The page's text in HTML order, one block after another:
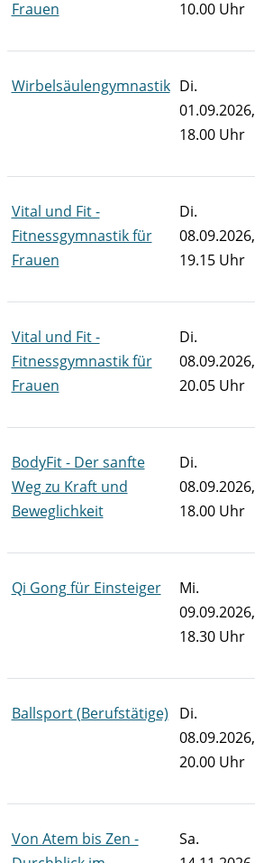
Frauen 10.00 Uhr
Wirbelsäulengymnastik Di.
01.09.2026,
18.00 Uhr
Vital und Fit -
Fitnessgymnastik für
Frauen
Di.
08.09.2026,
19.15 Uhr
Vital und Fit -
Fitnessgymnastik für
Frauen
Di.
08.09.2026,
20.05 Uhr
BodyFit - Der sanfte
Weg zu Kraft und
Beweglichkeit
Di.
08.09.2026,
18.00 Uhr
Qi Gong für Einsteiger
Mi.
09.09.2026,
18.30 Uhr
Ballsport (Berufstätige)
Di.
08.09.2026,
20.00 Uhr
Von Atem bis Zen -
Sa.